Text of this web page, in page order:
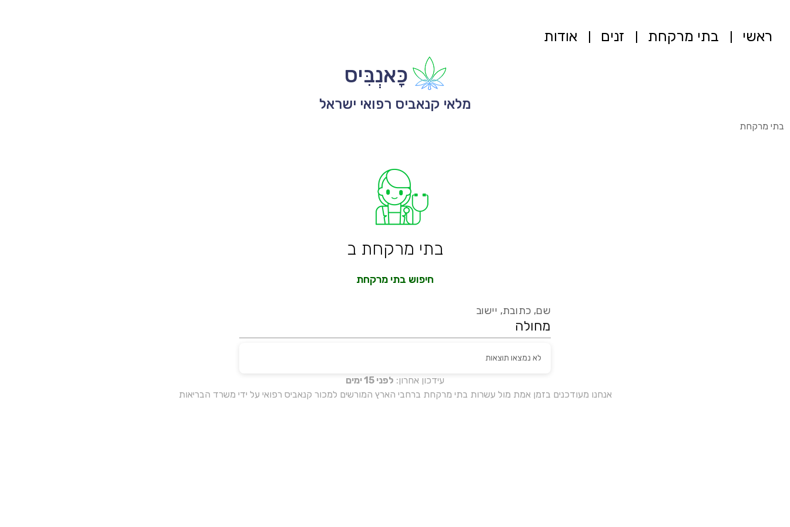
ראשי בתי מרקחת זנים אודות
כָּאנְבִּיס
מלאי קנאביס רפואי ישראל
בתי מרקחת
בתי מרקחת ב
חיפוש בתי מרקחת
שם, כתובת, יישוב
עידכון אחרון: לפני 15 ימים
אנחנו מעודכנים בזמן אמת מול עשרות בתי מרקחת ברחבי הארץ המורשים למכור קנאביס רפואי על ידי משרד הבריאות
לא נמצאו תוצאות